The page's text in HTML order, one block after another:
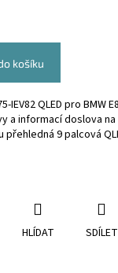
košíku
QLED pro BMW
a informací doslova
9 palcová
HLÍDAT SDÍLET